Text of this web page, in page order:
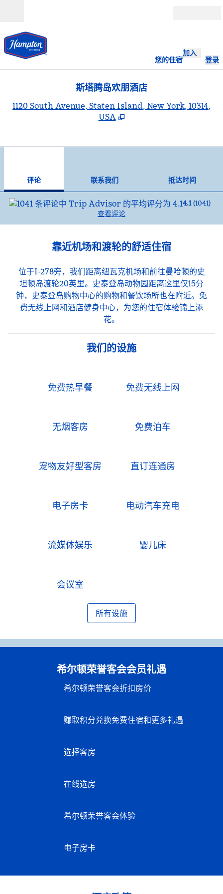
您的住宿
加入
登录
斯塔腾岛欢朋酒店
1120 South Avenue, Staten Island, New York, 10314,
USA
评论 联系我们
抵达时间
4.1 (1041)
查看评论
靠近机场和渡轮的舒适住宿
位于I-278旁，我们距离纽瓦克机场和前往曼哈顿的史
坦顿岛渡轮20英里。史泰登岛动物园距离这里仅15分
钟，史泰登岛购物中心的购物和餐饮场所也在附近。免
费无线上网和酒店健身中心，为您的住宿体验锦上添
花。
我们的设施
免费热早餐 免费无线上网
无烟客房 免费泊车
宠物友好型客房 直订连通房
电子房卡 电动汽车充电
流媒体娱乐 婴儿床
会议室
所有设施
希尔顿荣誉客会会员礼遇
希尔顿荣誉客会折扣房价
赚取积分兑换免费住宿和更多礼遇
选择客房
在线选房
希尔顿荣誉客会体验
电子房卡